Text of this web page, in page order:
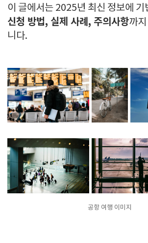
이 글에서는 2025년 최신 정보에 기
신청 방법, 실제 사례, 주의사항까
니다.
공항 여행 이미지